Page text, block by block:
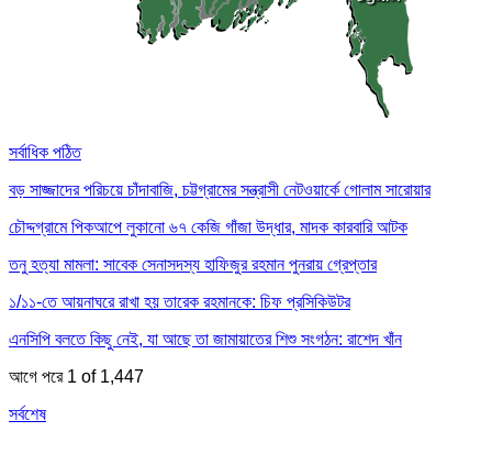
সর্বাধিক পঠিত
বড় সাজ্জাদের পরিচয়ে চাঁদাবাজি, চট্টগ্রামের সন্ত্রাসী নেটওয়ার্কে গোলাম সারোয়ার
চৌদ্দগ্রামে পিকআপে লুকানো ৬৭ কেজি গাঁজা উদ্ধার, মাদক কারবারি আটক
তনু হত্যা মামলা: সাবেক সেনাসদস্য হাফিজুর রহমান পুনরায় গ্রেপ্তার
১/১১-তে আয়নাঘরে রাখা হয় তারেক রহমানকে: চিফ প্রসিকিউটর
এনসিপি বলতে কিছু নেই, যা আছে তা জামায়াতের শিশু সংগঠন: রাশেদ খাঁন
আগে পরে 1 of 1,447
সর্বশেষ